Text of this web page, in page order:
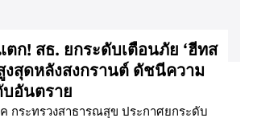
ก! สธ. ยกระดับเตือนภัย ‘ฮีทส
งสุดหลังสงกรานต์ ดัชนีความ
อันตราย
กระทรวงสาธารณสุข ประกาศยกระดับ